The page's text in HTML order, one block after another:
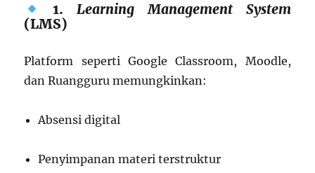
1. Learning Management System
(LMS)
Platform seperti Google Classroom, Moodle,
dan Ruangguru memungkinkan:
Absensi digital
Penyimpanan materi terstruktur